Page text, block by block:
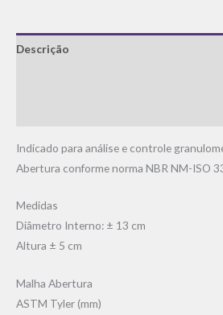
Descrição
Indicado para análise e controle
Abertura conforme norma NBR NM-ISO
Medidas
Diâmetro Interno: ± 13 cm
Altura ± 5 cm
Malha Abertura
ASTM Tyler (mm)